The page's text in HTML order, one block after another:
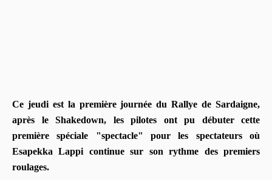
Ce jeudi est la première journée du Rallye de Sardaigne,
après le Shakedown, les pilotes ont pu débuter cette
première spéciale "spectacle" pour les spectateurs où
Esapekka Lappi continue sur son rythme des premiers
roulages.